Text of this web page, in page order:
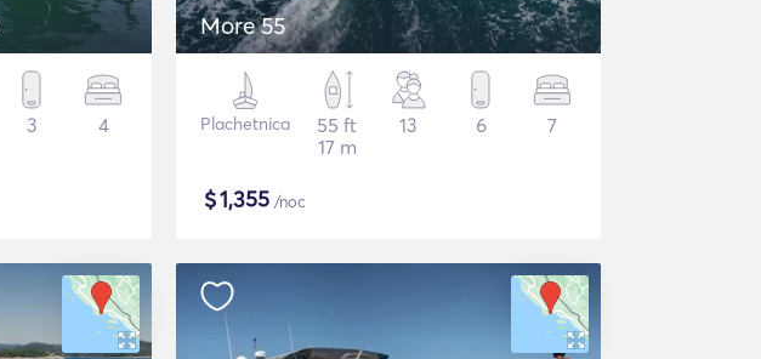
3 4
More 55
Plachetnica
55 ft
17 m
13 6 7
$1,355 /noc